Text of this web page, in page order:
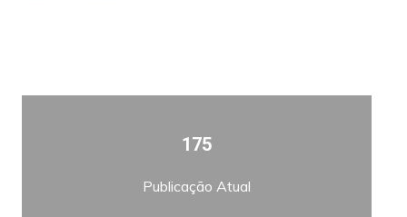
175
Publicação Atual